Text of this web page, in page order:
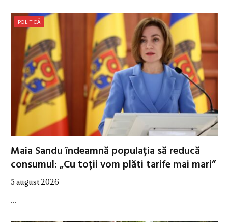
POLITICĂ
Maia Sandu îndeamnă populația să reducă
consumul: „Cu toții vom plăti tarife mai mari”
5 august 2026
…